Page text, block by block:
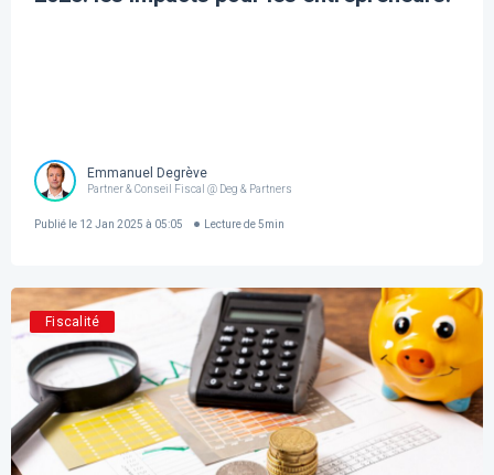
Emmanuel Degrève
Partner & Conseil Fiscal @ Deg & Partners
Publié le 12 Jan 2025 à 05:05 Lecture de 5min
Fiscalité